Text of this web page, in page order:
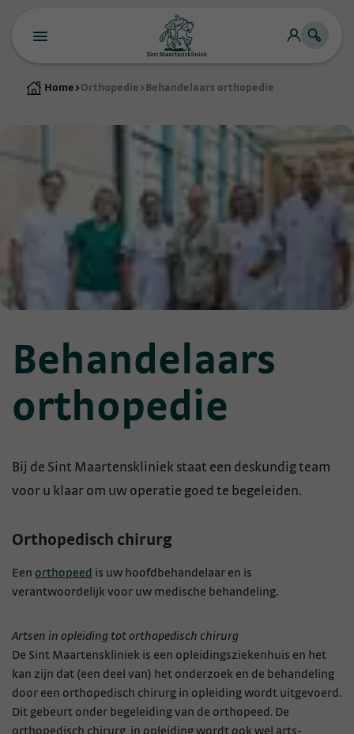
Home >Orthopedie > Behandelaars orthopedie
Behandelaars
orthopedie
Bij de Sint Maartenskliniek staat een deskundig team
voor u klaar om uw operatie goed te begeleiden.
Orthopedisch chirurg
Een orthopeed is uw hoofdbehandelaar en is
verantwoordelijk voor uw medische behandeling.
Artsen in opleiding tot orthopedisch chirurg
De Sint Maartenskliniek is een opleidingsziekenhuis en het
kan zijn dat (een deel van) het onderzoek en de behandeling
door een orthopedisch chirurg in opleiding wordt uitgevoerd.
Dit gebeurt onder begeleiding van de orthopeed. De
orthopedisch chirurg in opleiding wordt ook wel arts-